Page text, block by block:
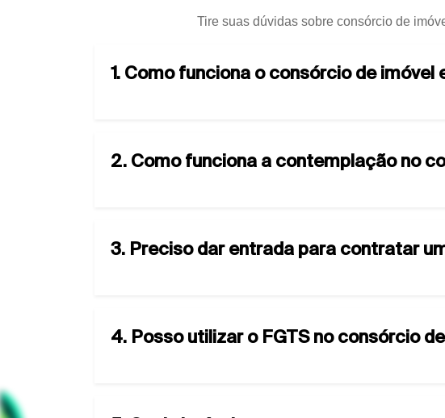
Tire suas dúvidas sobre consórcio de
1. Como funciona o consórcio de imóvel
2. Como funciona a contemplação no
3. Preciso dar entrada para contratar
4. Posso utilizar o FGTS no consórcio